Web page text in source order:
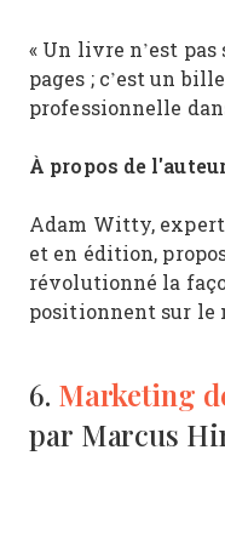
« Un livre n’est
pages ; c’est un
professionnelle
À propos de
Adam Witty,
et en édition,
révolutionné la
positionnent sur le
6. Marketing
par Marcus